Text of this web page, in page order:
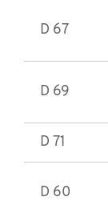
D 67
D 69
D 71
D 60